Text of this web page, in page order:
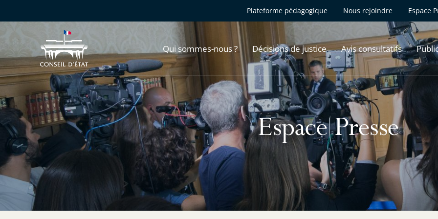
Plateforme pédagogique Nous rejoindre Espace
Qui sommes-nous ? Décisions de justice Avis consultatifs
Espace Presse